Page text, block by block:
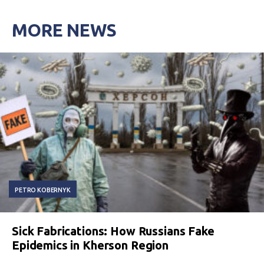
MORE NEWS
PETRO KOBERNYK
Sick Fabrications: How Russians Fake
Epidemics in Kherson Region